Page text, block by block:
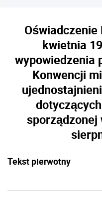
Oświadczenie
kwietnia
wypowiedzenia
Konwencji
sporządzonej
Tekst pierwotny